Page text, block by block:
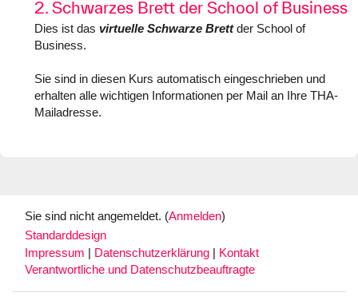
2. Schwarzes Brett der School of Business
Dies ist das virtuelle Schwarze Brettder School of
Business.
Sie sind in diesen Kurs automatisch eingeschrieben und
erhalten alle wichtigen Informationen per Mail an Ihre THA-
Mailadresse.
Sie sind nicht angemeldet. (Anmelden)
Standarddesign
Impressum
Datenschutzerklärung
Kontakt
Verantwortliche und Datenschutzbeauftragte